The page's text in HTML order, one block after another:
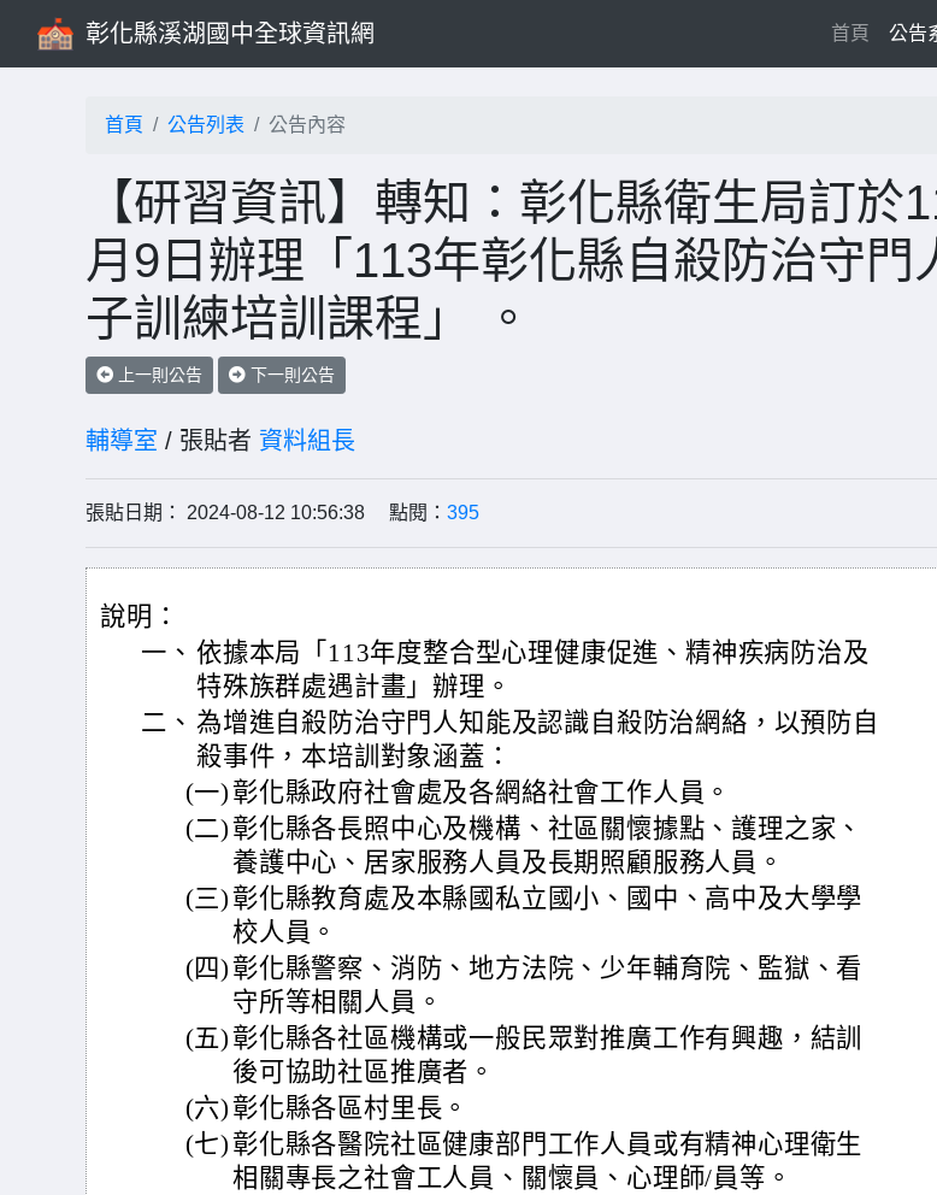
彰化縣溪湖國中全球資訊網 首頁 公告
首頁 公告列表 公告內容
【研習資訊】轉知：彰化縣衛生局訂於
月9日辦理「113年彰化縣自殺防治守門
子訓練培訓課程」 。
上一則公告 下一則公告
輔導室 / 張貼者 資料組長
張貼日期： 2024-08-12 10:56:38 點閱： 395
說明：
一、 依據本局「113年度整合型心理健康促進、精神疾病防治及
特殊族群處遇計畫」辦理。
二、 為增進自殺防治守門人知能及認識自殺防治網絡，以預防自
殺事件，本培訓對象涵蓋：
(一)彰化縣政府社會處及各網絡社會工作人員。
(二)彰化縣各長照中心及機構、社區關懷據點、護理之家、
養護中心、居家服務人員及長期照顧服務人員。
(三)彰化縣教育處及本縣國私立國小、國中、高中及大學學
校人員。
(四)彰化縣警察、消防、地方法院、少年輔育院、監獄、看
守所等相關人員。
(五)彰化縣各社區機構或一般民眾對推廣工作有興趣，結訓
後可協助社區推廣者。
(六)彰化縣各區村里長。
(七)彰化縣各醫院社區健康部門工作人員或有精神心理衛生
相關專長之社會工人員、關懷員、心理師/員等。